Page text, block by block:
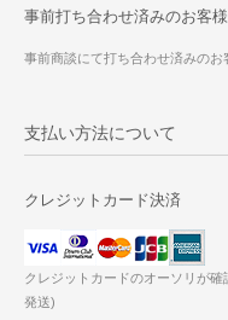
事前打ち合わせ済みのお客様
事前商談にて打ち合わせ済みの
支払い方法について
クレジットカード決済
クレジットカードのオーソリが
発送)